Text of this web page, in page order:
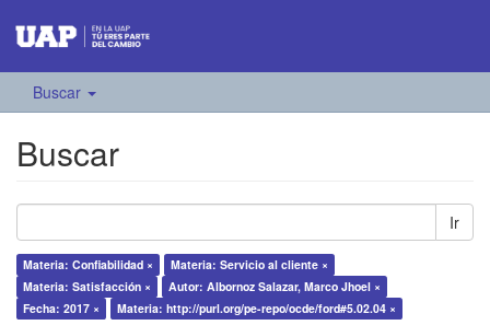
Buscar
Buscar
Ir
Materia: Confiabilidad ×
Materia: Servicio al cliente ×
Materia: Satisfacción ×
Autor: Albornoz Salazar, Marco Jhoel ×
Fecha: 2017 ×
Materia: http://purl.org/pe-repo/ocde/ford#5.02.04 ×